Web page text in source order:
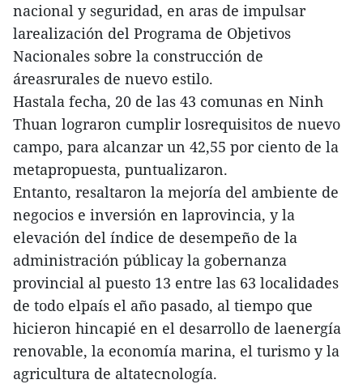
nacional y seguridad, en aras de impulsar
larealización del Programa de Objetivos
Nacionales sobre la construcción de
áreasrurales de nuevo estilo.
Hastala fecha, 20 de las 43 comunas en Ninh
Thuan lograron cumplir losrequisitos de nuevo
campo, para alcanzar un 42,55 por ciento de la
metapropuesta, puntualizaron.
Entanto, resaltaron la mejoría del ambiente de
negocios e inversión en laprovincia, y la
elevación del índice de desempeño de la
administración públicay la gobernanza
provincial al puesto 13 entre las 63 localidades
de todo elpaís el año pasado, al tiempo que
hicieron hincapié en el desarrollo de laenergía
renovable, la economía marina, el turismo y la
agricultura de altatecnología.